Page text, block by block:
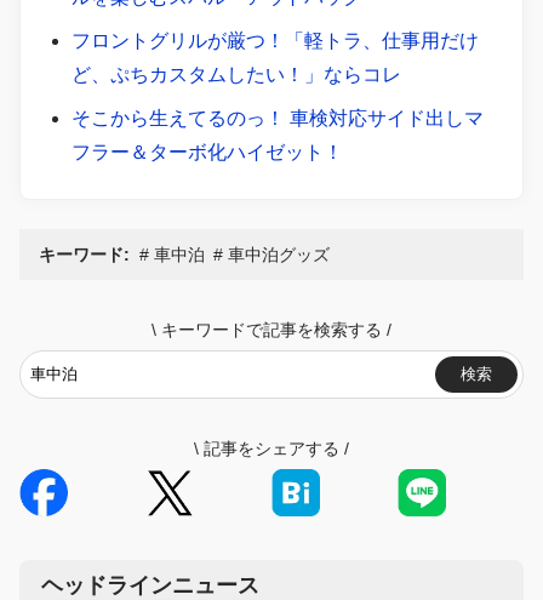
フロントグリルが厳つ！「軽トラ、仕事用だけ
ど、ぷちカスタムしたい！」ならコレ
そこから生えてるのっ！ 車検対応サイド出しマ
フラー＆ターボ化ハイゼット！
キーワード: 車中泊 車中泊グッズ
\ キーワードで記事を検索する /
検索
\ 記事をシェアする /
ヘッドラインニュース